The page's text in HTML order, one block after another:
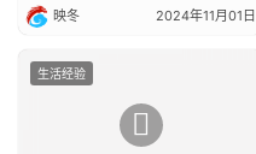
映冬 2024年11月01日
生活经验